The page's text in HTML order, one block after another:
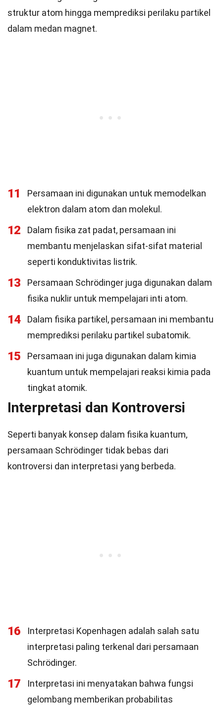
struktur atom hingga memprediksi perilaku partikel
dalam medan magnet.
11
Persamaan ini digunakan untuk memodelkan
elektron dalam atom dan molekul.
12
Dalam fisika zat padat, persamaan ini
membantu menjelaskan sifat-sifat material
seperti konduktivitas listrik.
13
Persamaan Schrödinger juga digunakan dalam
fisika nuklir untuk mempelajari inti atom.
14
Dalam fisika partikel, persamaan ini membantu
memprediksi perilaku partikel subatomik.
15
Persamaan ini juga digunakan dalam kimia
kuantum untuk mempelajari reaksi kimia pada
tingkat atomik.
Interpretasi dan Kontroversi
Seperti banyak konsep dalam fisika kuantum,
persamaan Schrödinger tidak bebas dari
kontroversi dan interpretasi yang berbeda.
16
Interpretasi Kopenhagen adalah salah satu
interpretasi paling terkenal dari persamaan
Schrödinger.
17
Interpretasi ini menyatakan bahwa fungsi
gelombang memberikan probabilitas